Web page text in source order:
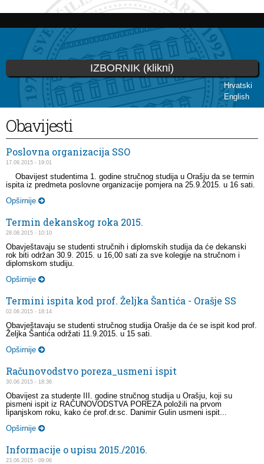
Skoči
glavni
sadržaj
Hrvatski
English
IZBORNIK (klikni)
Vi ste ovdje
Obavijesti
Poslovna organizacija SSO
17.09.2015 - 19:01
Obavijest studentima 1. godine stručnog studija u Orašju da se termin
ispita iz predmeta poslovne organizacije pomjera na 25.9.2015. u 16 sati.
Opširnije
Termin dekanskog roka 2015.
28.08.2015 - 10:10
Obavještavaju se studenti stručnih i diplomskih studija da će dekanski
rok biti održan 30.9. 2015. u 16,00 sati za sve kolegije na stručnom i
diplomskom studiju.
Opširnije
Termini ispita kod prof. Željka Šantića - Orašje SS
02.08.2015 - 18:14
Obavještavaju se studenti stručnog studija Orašje da će se ispit kod prof.
Željka Šantića održati 11.9.2015. u 15 sati.
Opširnije
Računovodstvo poreza_usmeni ispit
30.06.2015 - 18:36
Obavijest za studente III. godine stručnog studija u Orašju, koji su
pismeni ispit iz RAČUNOVODSTVA POREZA položili na prvom
lipanjskom roku, kako će prof.dr.sc. Danimir Gulin usmeni ispit...
Opširnije
Informacije o upisu 2015./2016.
23.06.2015 - 09:06